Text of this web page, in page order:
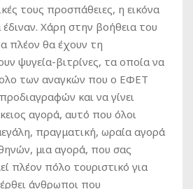
τους προσπάθειες, η εικόνα
Χάρη στην βοήθεια του
πλέον θα έχουν τη
ψυγεία-βιτρίνες, τα οποία να
των αναγκών που ο ΕΦΕΤ
και να γίνει
αγορά, αυτό που όλοι
πραγματική, ωραία αγορά
μια αγορά, που σας
πλέον πόλο τουριστικό για
άνθρωποι που